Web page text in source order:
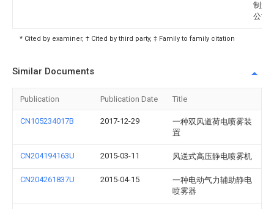
制造
公司
* Cited by examiner, † Cited by third party, ‡ Family to family citation
Similar Documents
Publication Publication Date Title
CN105234017B 2017-12-29
一种双风道荷电喷雾装
置
CN204194163U 2015-03-11 风送式高压静电喷雾机
CN204261837U 2015-04-15
一种电动气力辅助静电
喷雾器